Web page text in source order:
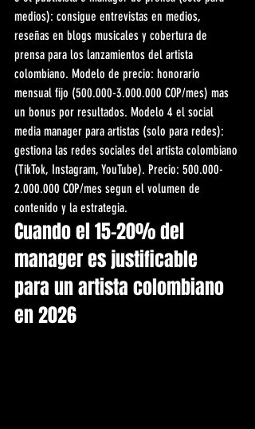
medios): consigue entrevistas en medios,
reseñas en blogs musicales y cobertura de
prensa para los lanzamientos del artista
colombiano. Modelo de precio: honorario
mensual fijo (500.000-3.000.000 COP/mes) mas
un bonus por resultados. Modelo 4 el social
media manager para artistas (solo para redes):
gestiona las redes sociales del artista colombiano
(TikTok, Instagram, YouTube). Precio: 500.000-
2.000.000 COP/mes segun el volumen de
contenido y la estrategia.
Cuando el 15-20% del
manager es justificable
para un artista colombiano
en 2026